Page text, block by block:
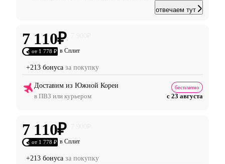
отвечаем тут
7 110₽
от 1 778 ₽ в Сплит
+213 бонуса за покупку
Доставим из Южной Кореи
в ПВЗ или курьером
бесплатно
с 23 августа
7 110₽
от 1 778 ₽ в Сплит
+213 бонуса за покупку